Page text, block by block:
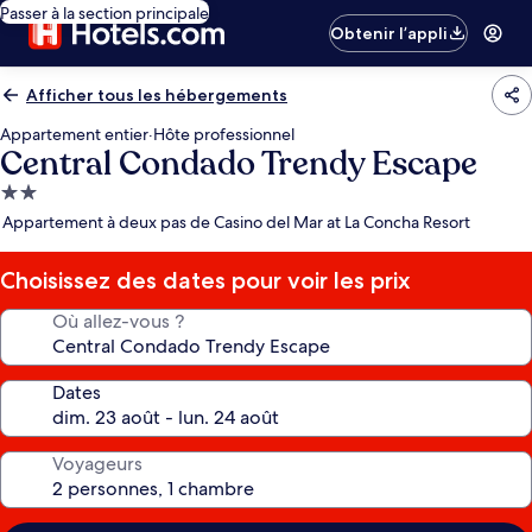
Passer à la section principale
Obtenir l’appli
Afficher tous les hébergements
Appartement entier·Hôte professionnel
Central Condado Trendy Escape
Hébergement
2.0 étoiles
Appartement à deux pas de Casino del Mar at La Concha Resort
Choisissez des dates pour voir les prix
Où allez-vous ?
Dates
Voyageurs